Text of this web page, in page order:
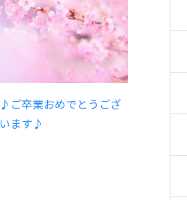
♪ご卒業おめでとうござ
います♪